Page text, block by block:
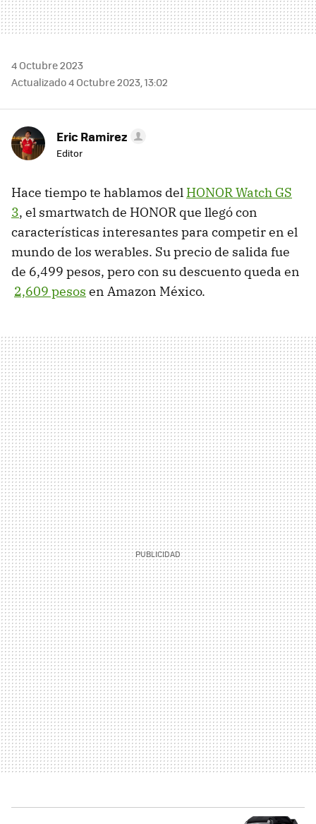
4 Octubre 2023
Actualizado 4 Octubre 2023, 13:02
Eric Ramirez
Editor
Hace tiempo te hablamos del HONOR Watch GS
3, el smartwatch de HONOR que llegó con
características interesantes para competir en el
mundo de los werables. Su precio de salida fue
de 6,499 pesos, pero con su descuento queda en
2,609 pesos en Amazon México.